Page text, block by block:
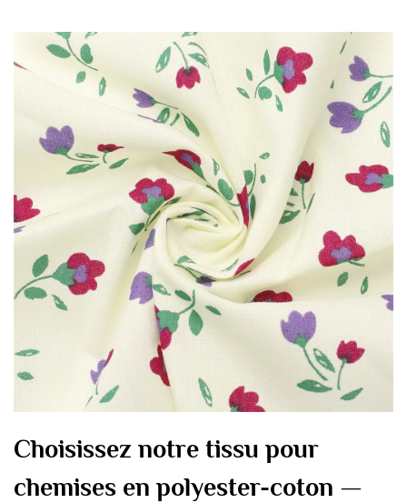
Choisissez notre tissu pour
chemises en polyester-coton —